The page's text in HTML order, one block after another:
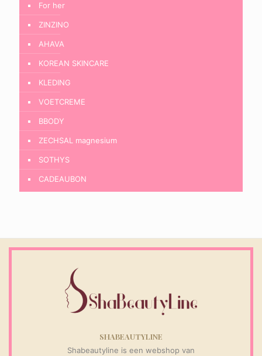
For her
ZINZINO
AHAVA
KOREAN SKINCARE
KLEDING
VOETCREME
BBODY
ZECHSAL magnesium
SOTHYS
CADEAUBON
SHABEAUTYLINE
Shabeautyline is een webshop van